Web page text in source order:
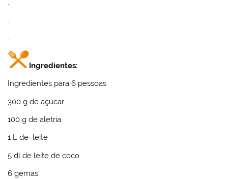
.
.
Ingredientes:
Ingredientes para 6 pessoas:
300 g de açúcar
100 g de aletria
1 L de leite
5 dl de leite de coco
6 gemas